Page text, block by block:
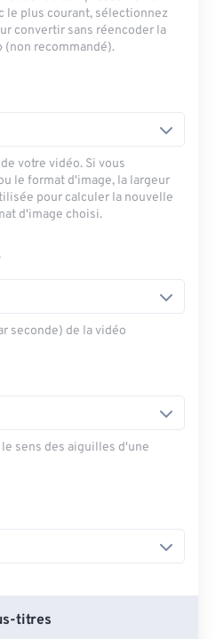
le plus courant, sélectionnez
convertir sans réencoder la
(non recommandé).
votre vidéo. Si vous
le format d'image, la largeur
pour calculer la nouvelle
d'image choisi.
seconde) de la vidéo
sens des aiguilles d'une
titres